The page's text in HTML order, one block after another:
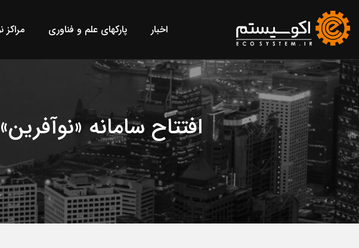
اخبار پارکهای علم و فناوری مراکز
افتتاح سامانه